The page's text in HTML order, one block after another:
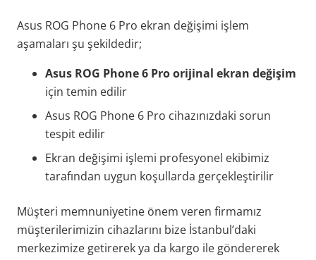
Asus ROG Phone 6 Pro ekran değişimi işlem
aşamaları şu şekildedir;
Asus ROG Phone 6 Pro orijinal ekran değişim
için temin edilir
Asus ROG Phone 6 Pro cihazınızdaki sorun
tespit edilir
Ekran değişimi işlemi profesyonel ekibimiz
tarafından uygun koşullarda gerçekleştirilir
Müşteri memnuniyetine önem veren firmamız
müşterilerimizin cihazlarını bize İstanbul’daki
merkezimize getirerek ya da kargo ile göndererek